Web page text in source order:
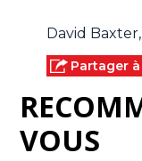
David
Partager
VOUS